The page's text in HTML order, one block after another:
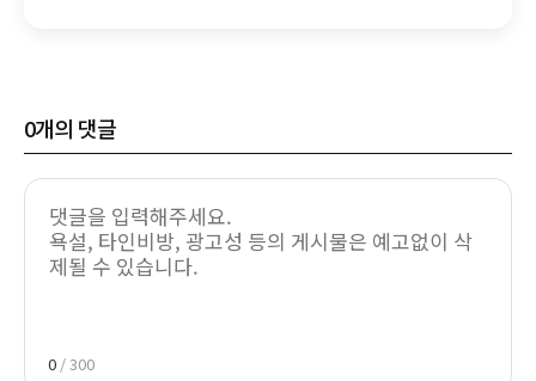
0개의 댓글
0 / 300